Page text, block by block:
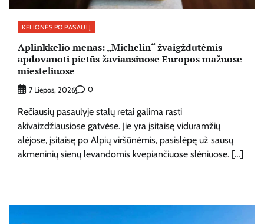
KELIONĖS PO PASAULĮ
Aplinkkelio menas: „Michelin“ žvaigždutėmis
apdovanoti pietūs žaviausiuose Europos mažuose
miesteliuose
7 Liepos, 2026 0
Rečiausių pasaulyje stalų retai galima rasti
akivaizdžiausiose gatvėse. Jie yra įsitaisę viduramžių
alėjose, įsitaisę po Alpių viršūnėmis, pasislėpę už sausų
akmeninių sienų levandomis kvepiančiuose slėniuose. […]